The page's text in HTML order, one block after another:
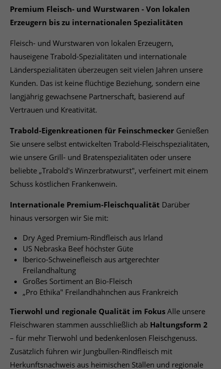
Premium Fleisch- und Wurstwaren - Von lokalen
Erzeugern bis zu internationalen Spezialitäten
Fleisch- und Wurstwaren von lokalen Erzeugern,
hauseigene Trabold-Spezialitäten und internationale
Länderspezialitäten überzeugen seit vielen Jahren unsere
Kunden. Das ist keine flüchtige Beziehung, sondern eine
langjährig gewachsene Partnerschaft, basierend auf
Vertrauen und Kreativität.
Trabold-Eigenkreationen für Feinschmecker Genießen
Sie unsere selbst entwickelten Trabold-Fleischspezialitäten,
wie unsere Grill- und Bratenspezialitäten oder unsere
beliebte „Trabold's Winzerbratwurst", verfeinert mit einem
Schuss köstlichen Frankenwein.
Internationale Premium-Fleischqualität Darüber
hinaus versorgen wir Sie mit:
Dry Aged Premium-Rindfleisch aus Irland
US Nebraska Beef höchster Güte
Iberico-Schweinefleisch aus artgerechter
Freilandhaltung
Großes Sortiment an Bio-Fleisch
„Pro Ethika" Freilandhähnchen aus Frankreich
Tierwohl und regionale Qualität im Fokus Alle unsere
Fleischwaren stammen ausschließlich ab Haltungsform 2
– für mehr Tierwohl und bedenkenlosen Fleischgenuss.
Zusätzlich führen wir Jungbullen-Rindfleisch mit
Herkunftsnachweis aus heimischen Ställen und regionale